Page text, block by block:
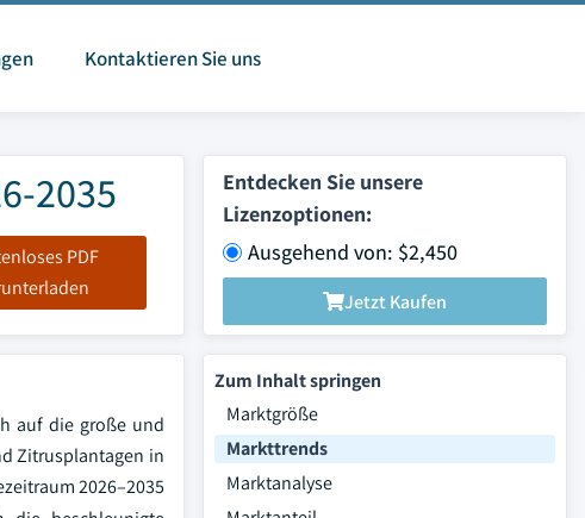
Kontaktieren Sie uns
2035
PDF
Entdecken Sie unsere
Lizenzoptionen:
Ausgehend von: $2,450
Jetzt Kaufen
auf die große und
Zitrusplantagen in
2026–2035
Zum Inhalt springen
Marktgröße
Markttrends
Marktanalyse